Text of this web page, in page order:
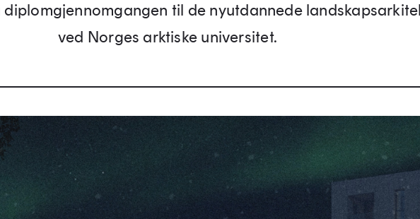
til de nyutdannede
ved Norges arktiske universitet.